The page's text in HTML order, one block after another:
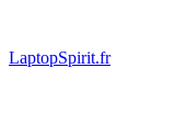
LaptopSpirit.fr